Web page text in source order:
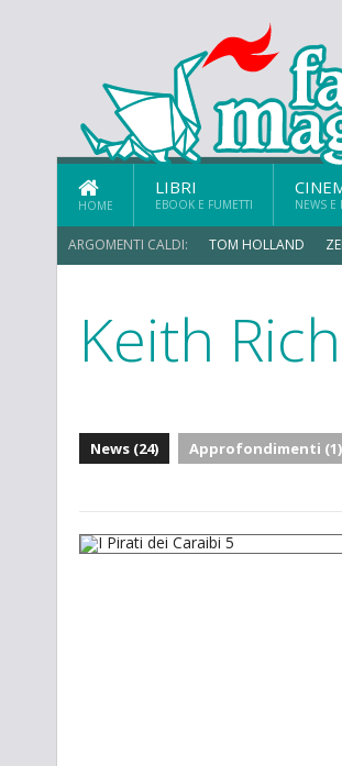
HOME
LIBRI
EBOOK E FUMETTI NEWS E
ARGOMENTI CALDI: TOM HOLLAND
ERIK SOMMERS
Keith
News (24) Approfondimenti (1)